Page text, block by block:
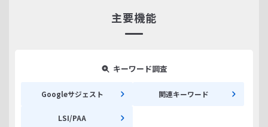
主要機能
キーワード調査
Googleサジェスト 関連キーワード
LSI/PAA